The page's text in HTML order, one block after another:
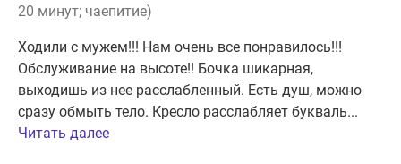
20 минут; чаепитие)
Ходили с мужем!!! Нам очень все понравилось!!!
Обслуживание на высоте!! Бочка шикарная,
выходишь из нее расслабленный. Есть душ, можно
сразу обмыть тело. Кресло расслабляет букваль...
Читать далее